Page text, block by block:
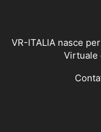
VR-ITALIA nasce
Virtuale